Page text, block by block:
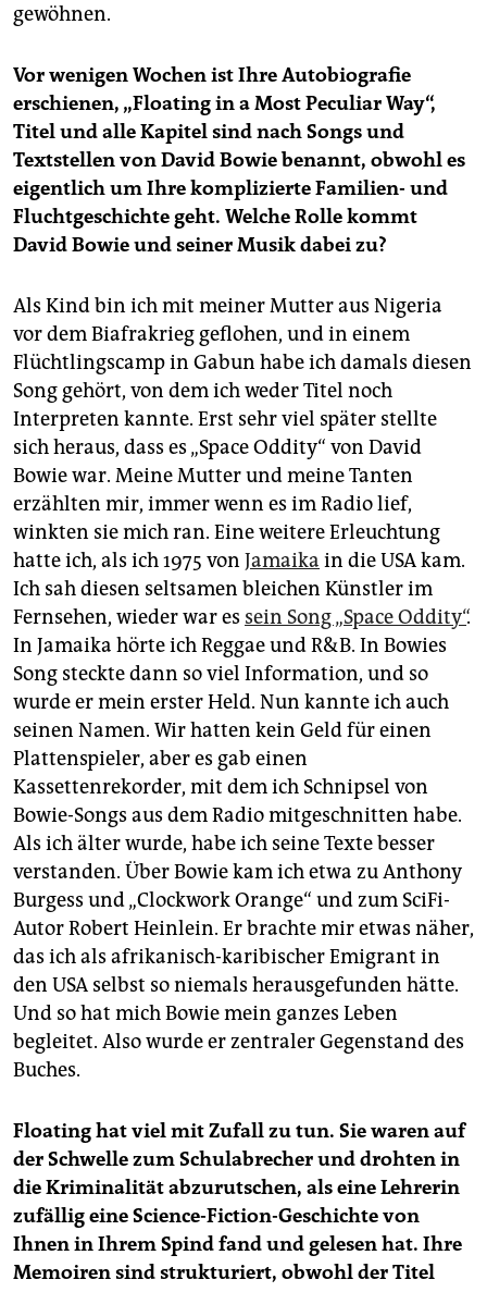
gewöhnen.
Vor wenigen Wochen ist Ihre Autobiografie
erschienen, „Floating in a Most Peculiar Way“,
Titel und alle Kapitel sind nach Songs und
Textstellen von David Bowie benannt, obwohl es
eigentlich um Ihre komplizierte Familien- und
Fluchtgeschichte geht. Welche Rolle kommt
David Bowie und seiner Musik dabei zu?
Als Kind bin ich mit meiner Mutter aus Nigeria
vor dem Biafrakrieg geflohen, und in einem
Flüchtlingscamp in Gabun habe ich damals diesen
Song gehört, von dem ich weder Titel noch
Interpreten kannte. Erst sehr viel später stellte
sich heraus, dass es „Space Oddity“ von David
Bowie war. Meine Mutter und meine Tanten
erzählten mir, immer wenn es im Radio lief,
winkten sie mich ran. Eine weitere Erleuchtung
hatte ich, als ich 1975 von Jamaika in die USA kam.
Ich sah diesen seltsamen bleichen Künstler im
Fernsehen, wieder war es sein Song „Space Oddity“.
In Jamaika hörte ich Reggae und R&B. In Bowies
Song steckte dann so viel Information, und so
wurde er mein erster Held. Nun kannte ich auch
seinen Namen. Wir hatten kein Geld für einen
Plattenspieler, aber es gab einen
Kassettenrekorder, mit dem ich Schnipsel von
Bowie-Songs aus dem Radio mitgeschnitten habe.
Als ich älter wurde, habe ich seine Texte besser
verstanden. Über Bowie kam ich etwa zu Anthony
Burgess und „Clockwork Orange“ und zum SciFi-
Autor Robert Heinlein. Er brachte mir etwas näher,
das ich als afrikanisch-karibischer Emigrant in
den USA selbst so niemals herausgefunden hätte.
Und so hat mich Bowie mein ganzes Leben
begleitet. Also wurde er zentraler Gegenstand des
Buches.
Floating hat viel mit Zufall zu tun. Sie waren auf
der Schwelle zum Schulabrecher und drohten in
die Kriminalität abzurutschen, als eine Lehrerin
zufällig eine Science-Fiction-Geschichte von
Ihnen in Ihrem Spind fand und gelesen hat. Ihre
Memoiren sind strukturiert, obwohl der Titel